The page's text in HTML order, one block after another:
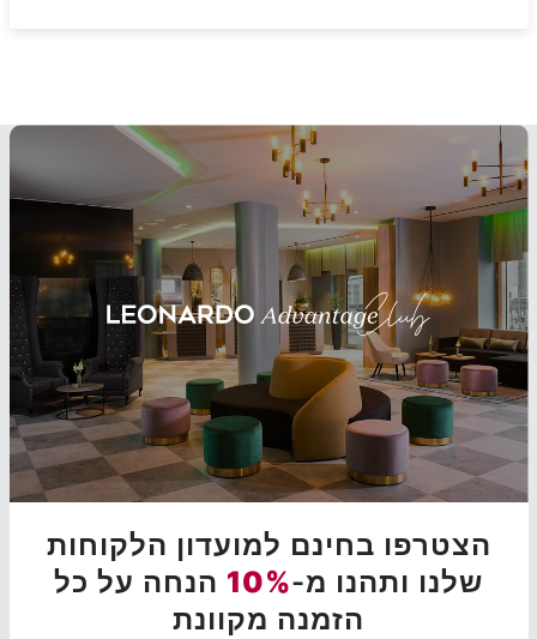
הצטרפו בחינם למועדון הלקוחות
שלנו ותהנו מ-10% הנחה על כל
הזמנה מקוונת